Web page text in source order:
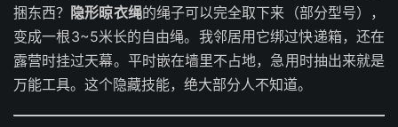
捆东西？ 隐形晾衣绳的绳子可以完全取下来（部分型号），
变成一根3~5米长的自由绳。我邻居用它绑过快递箱，还在
露营时挂过天幕。平时嵌在墙里不占地，急用时抽出来就是
万能工具。这个隐藏技能，绝大部分人不知道。